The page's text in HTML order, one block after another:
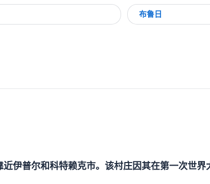
布鲁日
伊普尔和科特赖克市。该村庄因其在第一次世